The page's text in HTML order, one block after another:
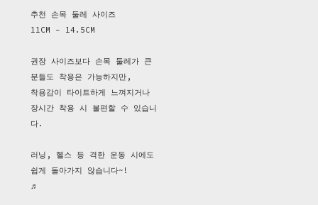
추천 손목 둘레 사이즈
11CM - 14.5CM
권장 사이즈보다 손목 둘레가 큰
분들도 착용은 가능하지만,
착용감이 타이트하게 느껴지거나
장시간 착용 시 불편할 수 있습니
다.
러닝, 헬스 등 격한 운동 시에도
쉽게 돌아가지 않습니다~!
♬